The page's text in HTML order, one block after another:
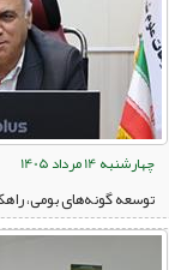
چهارشنبه 14 مرداد 1405
توسعه گونه‌های بومی،